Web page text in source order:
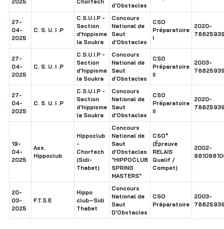
d'Obstacles
27-
04-
2025
C. S. U. I .P
C.S.U.I.P -
Section
d'hippisme
la Soukra
Concours
National de
Saut
d'Obstacles
CSO
Préparatoire
I
2020-
27-
04-
2025
C. S. U. I .P
C.S.U.I.P -
Section
d'hippisme
la Soukra
Concours
National de
Saut
d'Obstacles
CSO
Préparatoire
II
2003-
27-
04-
2025
C. S. U. I .P
C.S.U.I.P -
Section
d'hippisme
la Soukra
Concours
National de
Saut
d'Obstacles
CSO
Préparatoire
II
2020-
19-
04-
2025
Ass.
Hippoclub
Hippoclub
-
Chorfech
(Sidi-
Thabet)
Concours
National de
Saut
d'Obstacles
"HIPPOCLUB
SPRING
MASTERS"
CSO*
(Épreuve
RELAIS
Qualif /
Compet)
2002-
20-
03-
2025
F.T.S.E
Hippo
club–Sidi
Thabet
Concours
National de
Saut
D'Obstacles
CSO
Préparatoire
2003-